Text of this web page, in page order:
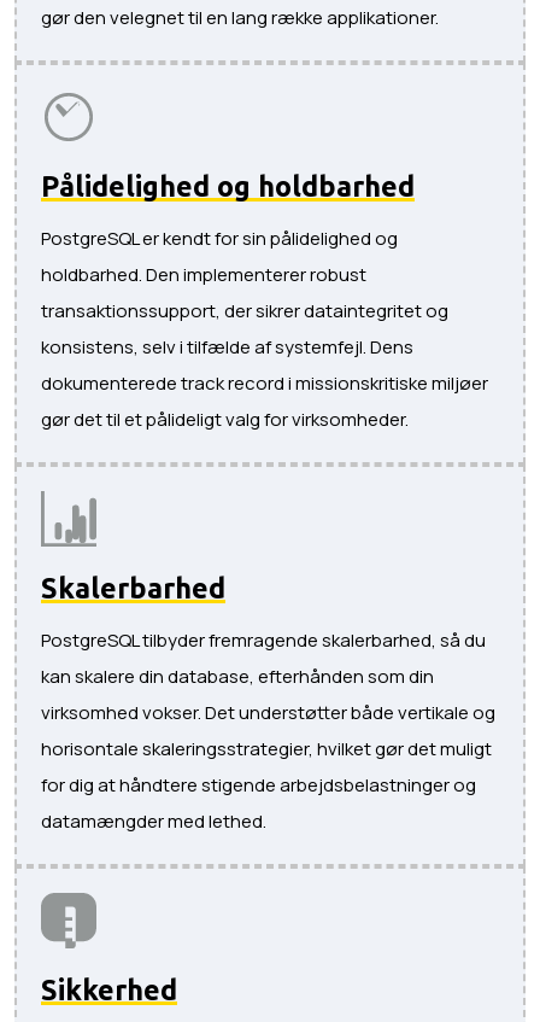
gør den velegnet til en lang række applikationer.
Pålidelighed og holdbarhed
PostgreSQL er kendt for sin pålidelighed og
holdbarhed. Den implementerer robust
transaktionssupport, der sikrer dataintegritet og
konsistens, selv i tilfælde af systemfejl. Dens
dokumenterede track record i missionskritiske miljøer
gør det til et pålideligt valg for virksomheder.
Skalerbarhed
PostgreSQL tilbyder fremragende skalerbarhed, så du
kan skalere din database, efterhånden som din
virksomhed vokser. Det understøtter både vertikale og
horisontale skaleringsstrategier, hvilket gør det muligt
for dig at håndtere stigende arbejdsbelastninger og
datamængder med lethed.
Sikkerhed